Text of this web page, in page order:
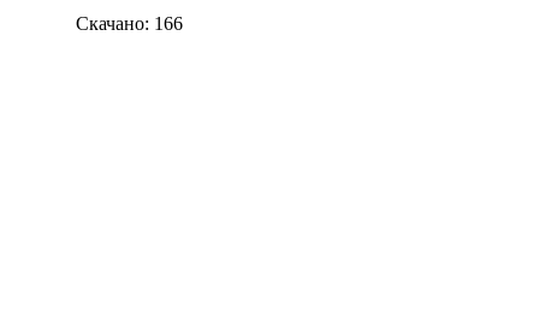
Скачано: 166